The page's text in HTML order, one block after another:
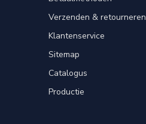
Verzenden & retourneren
Klantenservice
Sitemap
Catalogus
Productie